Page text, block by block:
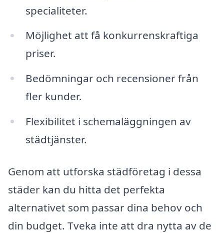
specialiteter.
Möjlighet att få konkurrenskraftiga
priser.
Bedömningar och recensioner från
fler kunder.
Flexibilitet i schemaläggningen av
städtjänster.
Genom att utforska städföretag i dessa
städer kan du hitta det perfekta
alternativet som passar dina behov och
din budget. Tveka inte att dra nytta av de